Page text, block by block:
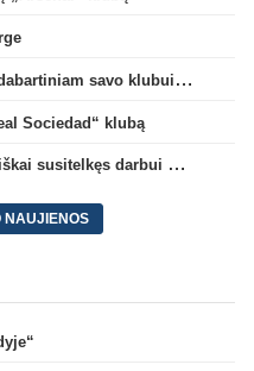
X. Alonso negailėjo gražių žodžių dabartiniam savo klubui „Chelsea“
Sociedad“ klubą
L. Puccinelli: „P. Hojbergas yra visiškai susitelkęs darbui Marselyje“
NAUJIENOS